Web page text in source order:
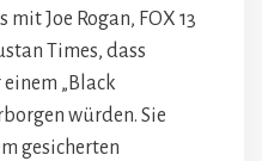
Joe Rogan, FOX 13
Times, dass
„Black
würden. Sie
gesicherten